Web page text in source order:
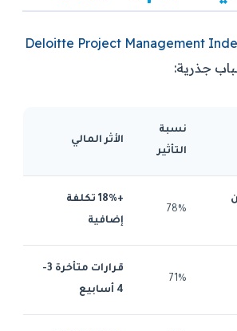
Deloitte Project Management
جذرية:
نسبة
التأثير
الأثر المالي
78%
+18% تكلفة
إضافية
71%
قرارات متأخرة 3-
4 أسابيع